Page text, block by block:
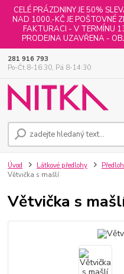
CELÉ PRÁZDNINY JE 50%
NAD 1000,-KČ JE POŠTOVNÉ
FAKTURACI - V TERMÍNU
PRODEJNA UZAVŘENA -
281 916 793
Po-Čt 8-16:30, Pá 8-14:30
Úvod Látkové předlohy
Větvička s mašlí
Větvička s